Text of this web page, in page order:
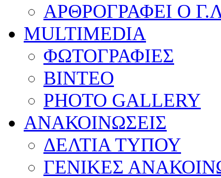
ΑΡΘΡΟΓΡΑΦΕΙ Ο
MULTIMEDIA
ΦΩΤΟΓΡΑΦΙΕΣ
ΒΙΝΤΕΟ
PHOTO GALLERY
ΑΝΑΚΟΙΝΩΣΕΙΣ
ΔΕΛΤΙΑ ΤΥΠΟΥ
ΓΕΝΙΚΕΣ